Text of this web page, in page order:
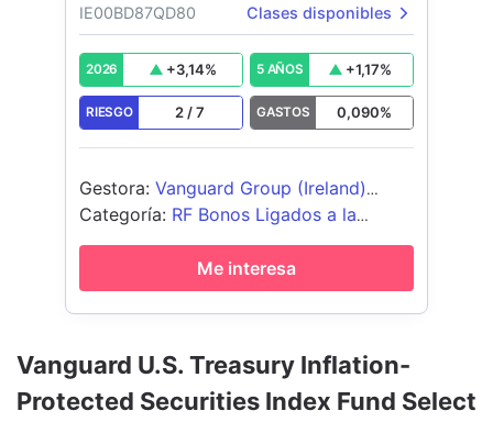
Vanguard U.S. Treasury Inflation-
Protected Securities Index Fund Select
Securities Index Fund
IE00BD87QD80 Clases disponibles
2026 +3,14% 5 AÑOS +1,17%
RIESGO 2 /7 GASTOS 0,090%
Gestora: Vanguard Group (Ireland)
Limited
Categoría: RF Bonos Ligados a la
Inflación USD
Me interesa